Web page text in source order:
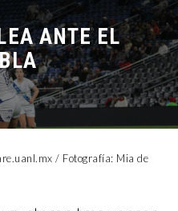
ANTE EL
/ Fotografía: Mia de